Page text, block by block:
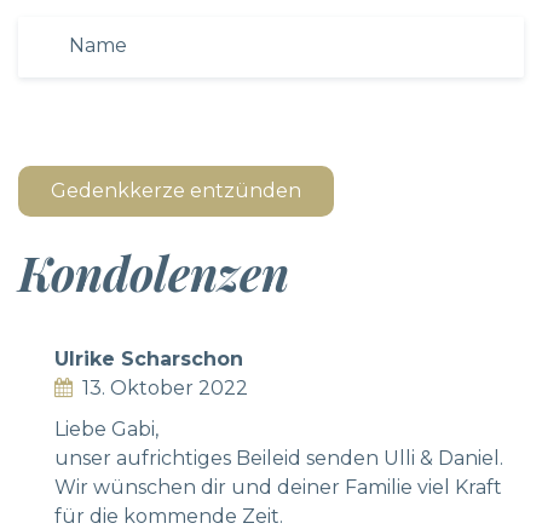
Gedenkkerze entzünden
Kondolenzen
Ulrike Scharschon
13. Oktober 2022
Liebe Gabi,
unser aufrichtiges Beileid senden Ulli & Daniel.
Wir wünschen dir und deiner Familie viel Kraft
für die kommende Zeit.